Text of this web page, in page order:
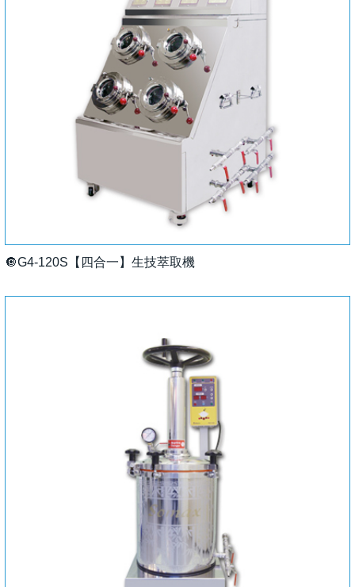
🔘G4-120S【四合一】生技萃取機